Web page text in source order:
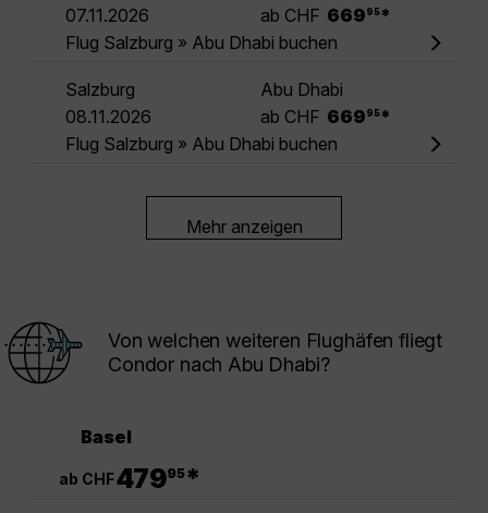
07.11.2026
ab CHF 669 95 *
Flug Salzburg » Abu Dhabi buchen
Salzburg
Abu Dhabi
08.11.2026
ab CHF 669 95 *
Flug Salzburg » Abu Dhabi buchen
Mehr anzeigen
Von welchen weiteren Flughäfen fliegt
Condor nach Abu Dhabi?
Basel
ab CHF47995*